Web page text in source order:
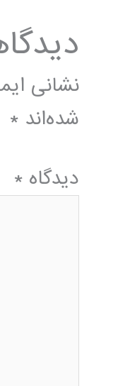
نشانی
شده‌اند *
دیدگاه *